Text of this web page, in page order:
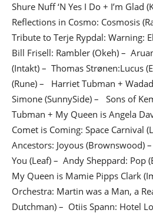
Shure Nuff ‘N Yes I Do + I’m Glad
Reflections in Cosmo: Cosmosis
Tribute to Terje Rypdal: Warning:
Bill Frisell: Rambler (Okeh) –
(Intakt) – Thomas Strønen:Lucus
(Rune) – Harriet Tubman +
Simone (SunnySide) – Sons of
Tubman + My Queen is Angela
Comet is Coming: Space Carnival
Ancestors: Joyous (Brownswood)
You (Leaf) – Andy Sheppard: Pop
My Queen is Mamie Pipps Clark
Orchestra: Martin was a Man, a
Dutchman) – Otiis Spann: Hotel